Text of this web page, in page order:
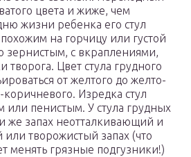
цвета и жиже, чем
жизни ребенка его стул
на горчицу или густой
зернистым, с вкраплениями,
творога. Цвет стула грудного
от желтого до желто-
Изредка стул
или пенистым. У стула грудных
же запах неотталкивающий и
или творожистый запах (что
менять грязные подгузники!)